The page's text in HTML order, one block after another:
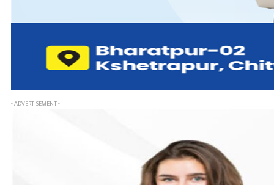
- ADVERTISEMENT -